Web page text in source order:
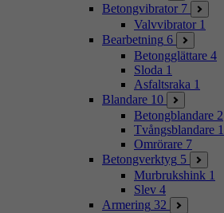
Betongvibrator 7
Valvvibrator 1
Bearbetning 6
Betongglättare 4
Sloda 1
Asfaltsraka 1
Blandare 10
Betongblandare 2
Tvångsblandare 1
Omrörare 7
Betongverktyg 5
Murbrukshink 1
Slev 4
Armering 32